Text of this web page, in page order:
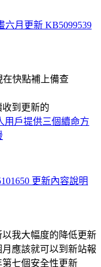
六月更新 KB5099539
在快點補上備查
到更新的
用戶提供三個續命方
更新內容說明
我大幅度的降低更新
應該就可以到新站報
第七個安全性更新